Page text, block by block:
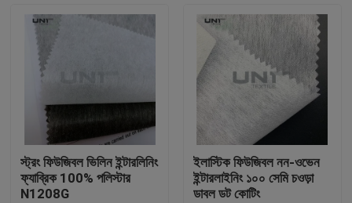
স্ট্রং ফিউজিবল ভিলিন ইন্টারলিনিং
ফ্যাব্রিক 100% পলিস্টার
N1208G
ইলাস্টিক ফিউজিবল নন-ওভেন
ইন্টারলাইনিং ১০০ সেমি চওড়া
ডাবল ডট কোটিং